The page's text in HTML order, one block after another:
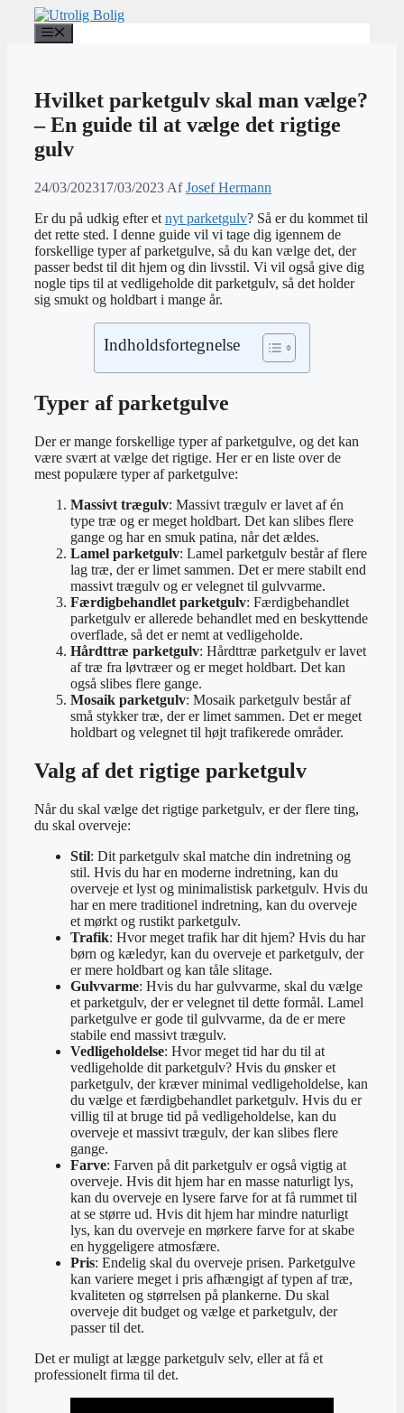
indhold
Hvilket parketgulv skal man vælge?
– En guide til at vælge det rigtige
gulv
24/03/202317/03/2023 AfJosef Hermann
Er du på udkig efter et nyt parketgulv? Så er du kommet til
det rette sted. I denne guide vil vi tage dig igennem de
forskellige typer af parketgulve, så du kan vælge det, der
passer bedst til dit hjem og din livsstil. Vi vil også give dig
nogle tips til at vedligeholde dit parketgulv, så det holder
sig smukt og holdbart i mange år.
Indholdsfortegnelse
Typer af parketgulve
Der er mange forskellige typer af parketgulve, og det kan
være svært at vælge det rigtige. Her er en liste over de
mest populære typer af parketgulve:
Massivt trægulv: Massivt trægulv er lavet af én
type træ og er meget holdbart. Det kan slibes flere
gange og har en smuk patina, når det ældes.
Lamel parketgulv: Lamel parketgulv består af flere
lag træ, der er limet sammen. Det er mere stabilt end
massivt trægulv og er velegnet til gulvvarme.
Færdigbehandlet parketgulv: Færdigbehandlet
parketgulv er allerede behandlet med en beskyttende
overflade, så det er nemt at vedligeholde.
Hårdttræ parketgulv: Hårdttræ parketgulv er lavet
af træ fra løvtræer og er meget holdbart. Det kan
også slibes flere gange.
Mosaik parketgulv: Mosaik parketgulv består af
små stykker træ, der er limet sammen. Det er meget
holdbart og velegnet til højt trafikerede områder.
Valg af det rigtige parketgulv
Når du skal vælge det rigtige parketgulv, er der flere ting,
du skal overveje:
Stil: Dit parketgulv skal matche din indretning og
stil. Hvis du har en moderne indretning, kan du
overveje et lyst og minimalistisk parketgulv. Hvis du
har en mere traditionel indretning, kan du overveje
et mørkt og rustikt parketgulv.
Trafik: Hvor meget trafik har dit hjem? Hvis du har
børn og kæledyr, kan du overveje et parketgulv, der
er mere holdbart og kan tåle slitage.
Gulvvarme: Hvis du har gulvvarme, skal du vælge
et parketgulv, der er velegnet til dette formål. Lamel
parketgulve er gode til gulvvarme, da de er mere
stabile end massivt trægulv.
Vedligeholdelse: Hvor meget tid har du til at
vedligeholde dit parketgulv? Hvis du ønsker et
parketgulv, der kræver minimal vedligeholdelse, kan
du vælge et færdigbehandlet parketgulv. Hvis du er
villig til at bruge tid på vedligeholdelse, kan du
overveje et massivt trægulv, der kan slibes flere
gange.
Farve: Farven på dit parketgulv er også vigtig at
overveje. Hvis dit hjem har en masse naturligt lys,
kan du overveje en lysere farve for at få rummet til
at se større ud. Hvis dit hjem har mindre naturligt
lys, kan du overveje en mørkere farve for at skabe
en hyggeligere atmosfære.
Pris: Endelig skal du overveje prisen. Parketgulve
kan variere meget i pris afhængigt af typen af træ,
kvaliteten og størrelsen på plankerne. Du skal
overveje dit budget og vælge et parketgulv, der
passer til det.
Det er muligt at lægge parketgulv selv, eller at få et
professionelt firma til det.